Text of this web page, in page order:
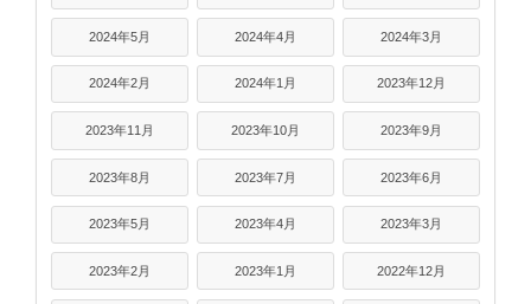
2024年5月 2024年4月 2024年3月
2024年2月 2024年1月 2023年12月
2023年11月 2023年10月 2023年9月
2023年8月 2023年7月 2023年6月
2023年5月 2023年4月 2023年3月
2023年2月 2023年1月 2022年12月